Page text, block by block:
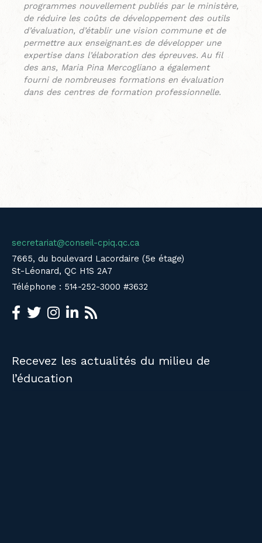
programmes nouvellement publiés par le ministère,
de réduire les coûts de développement des outils
d’évaluation, d’établir une vision commune et de
permettre aux enseignant.es de développer une
expertise dans l’élaboration des épreuves. Au fil
des ans, Maria Pina Mercogliano a également
fourni de nombreuses formations en évaluation
dans des centres de formation professionnelle.
secretariat@conseil-cpiq.qc.ca
7665, du boulevard Lacordaire (5e étage)
St-Léonard, QC H1S 2A7
Téléphone : 514-252-3000 #3632
Recevez les actualités du milieu de
l’éducation